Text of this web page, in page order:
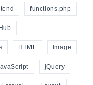
functions.php
HTML Image
jQuery